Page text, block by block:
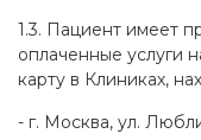
1.3. Пациент имеет
оплаченные услуги
карту в Клиниках,
- г. Москва, ул.